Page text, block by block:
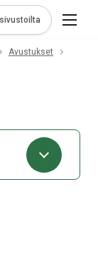
Avustukset